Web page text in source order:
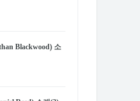
Blackwood) 소